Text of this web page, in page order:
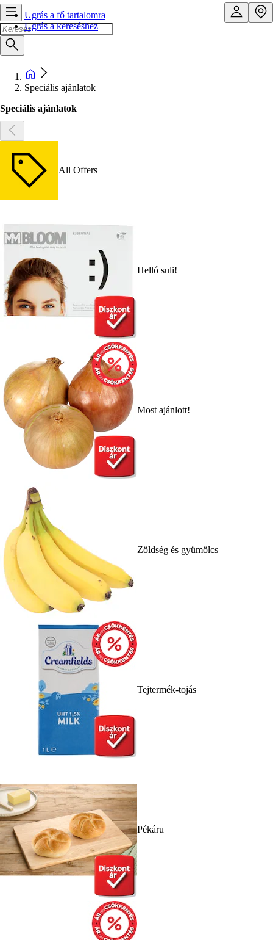
Ugrás a fő tartalomra
Ugrás a kereséshez
Speciális ajánlatok
Speciális ajánlatok
All Offers
Helló suli!
Most ajánlott!
Zöldség és gyümölcs
Tejtermék-tojás
Pékáru